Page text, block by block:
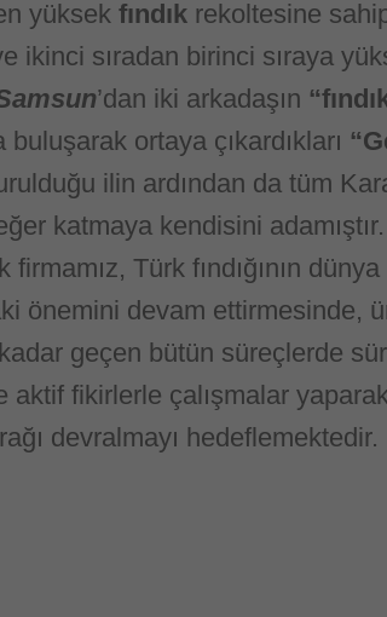
yüksek fındık rekoltesine
ikinci sıradan birinci sıraya
’dan iki arkadaşın
buluşarak ortaya çıkardıkları
ilin ardından da tüm
katmaya kendisini
firmamız, Türk fındığının dünya
önemini devam ettirmesinde,
geçen bütün süreçlerde
aktif fikirlerle çalışmalar
devralmayı hedeflemektedir.